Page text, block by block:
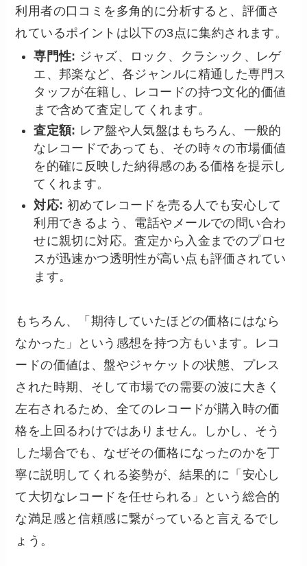
利用者の口コミを多角的に分析すると、評価さ
れているポイントは以下の3点に集約されます。
専門性: ジャズ、ロック、クラシック、レゲ
エ、邦楽など、各ジャンルに精通した専門ス
タッフが在籍し、レコードの持つ文化的価値
まで含めて査定してくれます。
査定額: レア盤や人気盤はもちろん、一般的
なレコードであっても、その時々の市場価値
を的確に反映した納得感のある価格を提示し
てくれます。
対応: 初めてレコードを売る人でも安心して
利用できるよう、電話やメールでの問い合わ
せに親切に対応。査定から入金までのプロセ
スが迅速かつ透明性が高い点も評価されてい
ます。
もちろん、「期待していたほどの価格にはなら
なかった」という感想を持つ方もいます。レコ
ードの価値は、盤やジャケットの状態、プレス
された時期、そして市場での需要の波に大きく
左右されるため、全てのレコードが購入時の価
格を上回るわけではありません。しかし、そう
した場合でも、なぜその価格になったのかを丁
寧に説明してくれる姿勢が、結果的に 「安心し
て大切なレコードを任せられる」という総合的
な満足感と信頼感に繋がっていると言えるでし
ょう。